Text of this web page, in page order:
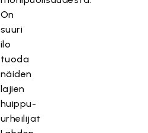
On
suuri
ilo
tuoda
näiden
lajien
huippu-
urheilijat